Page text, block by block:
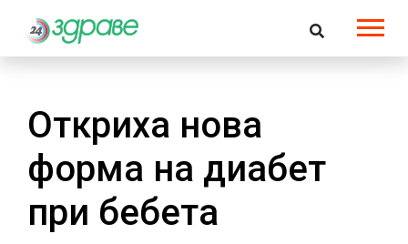
Откриха нова
форма на диабет
при бебета